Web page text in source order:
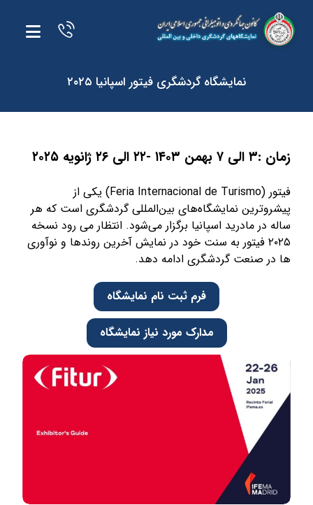
نمایشگاه گردشگری فیتور اسپانیا ۲۰۲۵
زمان :۳ الی ۷ بهمن ۱۴۰۳ -۲۲ الی ۲۶ ژانویه ۲۰۲۵
فیتور (Feria Internacional de Turismo) یکی از
پیشروترین نمایشگاه‌های بین‌المللی گردشگری است که هر
ساله در مادرید اسپانیا برگزار می‌شود. انتظار می رود نسخه
۲۰۲۵ فیتور به سنت خود در نمایش آخرین روندها و نوآوری
ها در صنعت گردشگری ادامه دهد.
فرم ثبت نام نمایشگاه
مدارک مورد نیاز نمایشگاه